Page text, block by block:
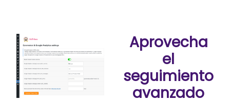
Aprovecha
el
seguimiento
avanzado